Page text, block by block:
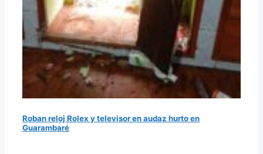
Roban reloj Rolex y televisor en audaz hurto en
Guarambaré